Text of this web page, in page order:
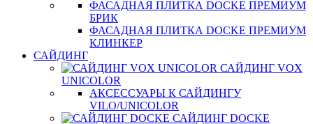
ФАСАДНАЯ ПЛИТКА DOCKE ПРЕМИУМ
БРИК
ФАСАДНАЯ ПЛИТКА DOCKE ПРЕМИУМ
КЛИНКЕР
САЙДИНГ
САЙДИНГ VOX
UNICOLOR
АКСЕССУАРЫ К САЙДИНГУ
VILO/UNICOLOR
САЙДИНГ DOCKE